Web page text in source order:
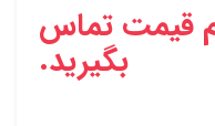
قیمت تماس
بگیرید.